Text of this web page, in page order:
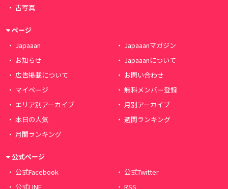
古写真
ページ
Japaaan
Japaaanマガジン
お知らせ
Japaaanについて
広告掲載について
お問い合わせ
マイページ
無料メンバー登録
エリア別アーカイブ
月別アーカイブ
本日の人気
週間ランキング
月間ランキング
公式ページ
公式Facebook
公式Twitter
公式LINE
RSS